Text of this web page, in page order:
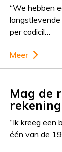
“We hebben
per codicil…
Meer
Mag de
“Ik kreeg een
één van de